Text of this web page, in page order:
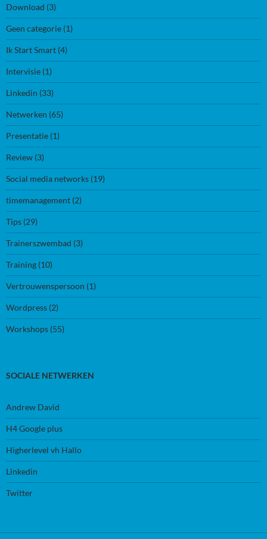
Download (3)
Geen categorie (1)
Ik Start Smart (4)
Intervisie (1)
Linkedin (33)
Netwerken (65)
Presentatie (1)
Review (3)
Social media networks (19)
timemanagement (2)
Tips (29)
Trainerszwembad (3)
Training (10)
Vertrouwenspersoon (1)
Wordpress (2)
Workshops (55)
SOCIALE NETWERKEN
Andrew David
H4 Google plus
Higherlevel vh Hallo
Linkedin
Twitter